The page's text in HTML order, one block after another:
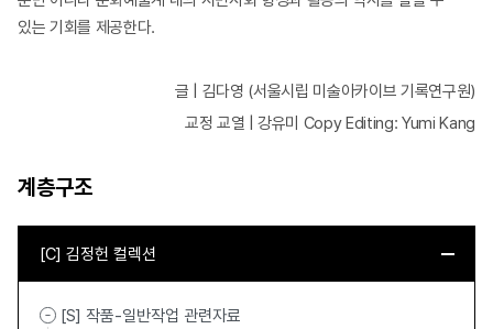
있는 기회를 제공한다.
글 | 김다영 (서울시립 미술아카이브 기록연구원)
교정 교열 | 강유미 Copy Editing: Yumi Kang
계층구조
[C] 김정헌 컬렉션
[S] 작품-일반작업 관련자료